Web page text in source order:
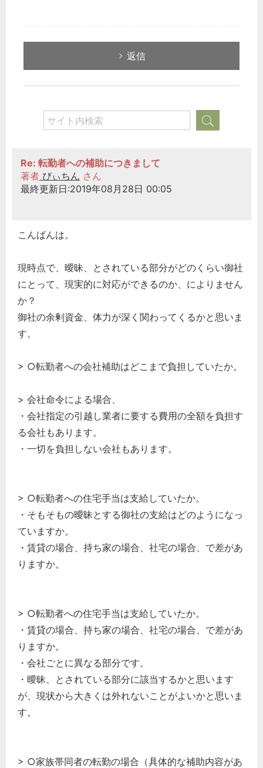
返信
Re: 転勤者への補助につきまして
著者 ぴぃちん さん
最終更新日:2019年08月28日 00:05
こんばんは。
現時点で、曖昧、とされている部分がどのくらい御社
にとって、現実的に対応ができるのか、によりません
か？
御社の余剰資金、体力が深く関わってくるかと思いま
す。
> ○転勤者への会社補助はどこまで負担していたか。
> 会社命令による場合、
・会社指定の引越し業者に要する費用の全額を負担す
る会社もあります。
・一切を負担しない会社もあります。
> ○転勤者への住宅手当は支給していたか。
・そもそもの曖昧とする御社の支給はどのようになっ
ていますか。
・賃貸の場合、持ち家の場合、社宅の場合、で差があ
りますか。
> ○転勤者への住宅手当は支給していたか。
・賃貸の場合、持ち家の場合、社宅の場合、で差があ
りますか。
・会社ごとに異なる部分です。
・曖昧、とされている部分に該当するかと思います
が、現状から大きくは外れないことがよいかと思いま
す。
> ○家族帯同者の転勤の場合（具体的な補助内容があ